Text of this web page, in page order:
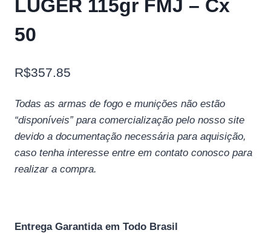
LUGER 115gr FMJ – Cx
50
R$357.85
Todas as armas de fogo e munições não estão
“disponíveis” para comercialização pelo nosso site
devido a documentação necessária para aquisição,
caso tenha interesse entre em contato conosco para
realizar a compra.
Entrega Garantida em Todo Brasil